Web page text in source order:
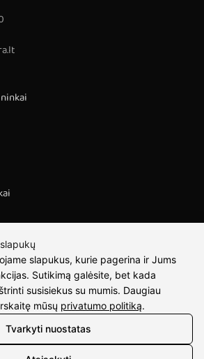
slapukus, kurie pagerina ir Jums
Sutikimą galėsite, bet kada
susisiekus su mumis. Daugiau
mūsų privatumo politiką.
Tvarkyti nuostatas